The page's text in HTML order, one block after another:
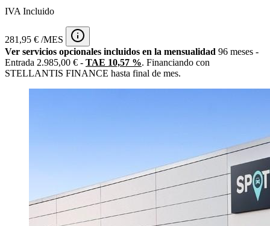
IVA Incluido
281,95 € /MES
Ver servicios opcionales incluidos en la mensualidad 96 meses -
Entrada 2.985,00 € - TAE 10,57 %. Financiando con
STELLANTIS FINANCE hasta final de mes.